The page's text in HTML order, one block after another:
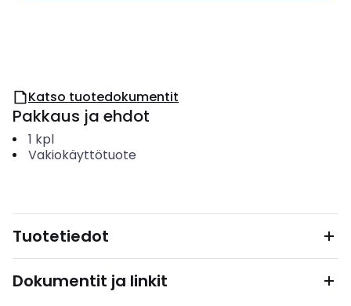
Katso tuotedokumentit
Pakkaus ja ehdot
1 kpl
Vakiokäyttötuote
Tuotetiedot
Dokumentit ja linkit